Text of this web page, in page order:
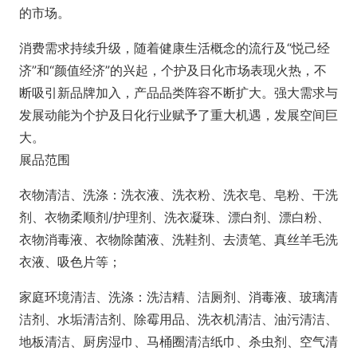
的市场。
消费需求持续升级，随着健康生活概念的流行及“悦己经
济”和“颜值经济”的兴起，个护及日化市场表现火热，不
断吸引新品牌加入，产品品类阵容不断扩大。强大需求与
发展动能为个护及日化行业赋予了重大机遇，发展空间巨
大。
展品范围
衣物清洁、洗涤：洗衣液、洗衣粉、洗衣皂、皂粉、干洗
剂、衣物柔顺剂/护理剂、洗衣凝珠、漂白剂、漂白粉、
衣物消毒液、衣物除菌液、洗鞋剂、去渍笔、真丝羊毛洗
衣液、吸色片等；
家庭环境清洁、洗涤：洗洁精、洁厕剂、消毒液、玻璃清
洁剂、水垢清洁剂、除霉用品、洗衣机清洁、油污清洁、
地板清洁、厨房湿巾、马桶圈清洁纸巾、杀虫剂、空气清